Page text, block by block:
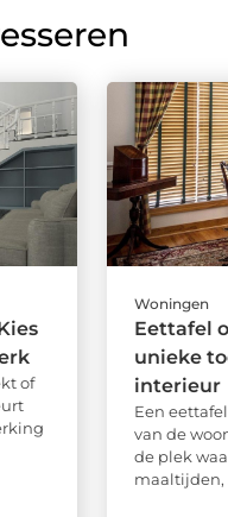
of
Woningen
Eettafel
unieke
interieur
Een
van de
de plek
maaltijden,